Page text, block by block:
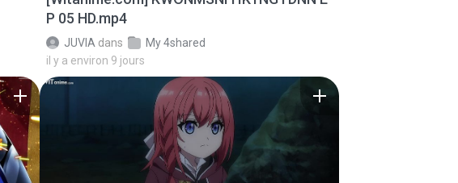
P 05 HD.mp4
JUVIA dans
My 4shared
il y a environ 9 jours